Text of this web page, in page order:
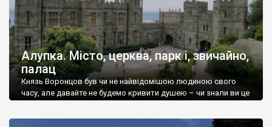
Алупка. Місто, церква, парк і, звичайно,
палац
Князь Воронцов був чи не найвідомішою людиною свого
часу, але давайте не будемо кривити душею – чи знали ви це